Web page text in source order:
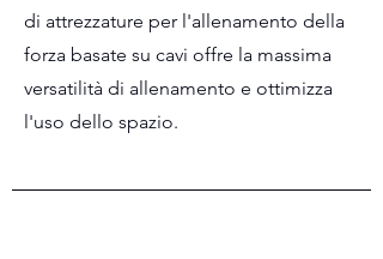
di attrezzature per l'allenamento della
forza basate su cavi offre la massima
versatilità di allenamento e ottimizza
l'uso dello spazio.